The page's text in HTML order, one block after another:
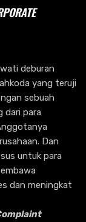
deburan
yang teruji
sebuah
dari para
Dan
untuk para
dan meningkat